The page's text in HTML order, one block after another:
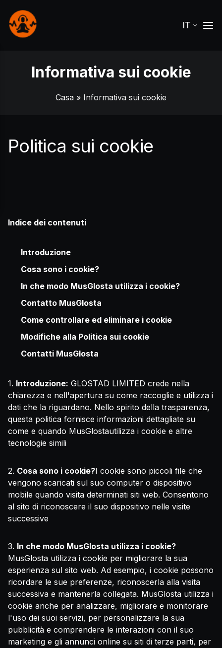
IT
Informativa sui cookie
Casa » Informativa sui cookie
Politica sui cookie
Indice dei contenuti
Introduzione
Cosa sono i cookie?
In che modo MusGlosta utilizza i cookie?
Contatto MusGlosta
Come controllare ed eliminare i cookie
Modifiche alla Politica sui cookie
Contatti MusGlosta
1. Introduzione: GLOSTAD LIMITED crede nella
chiarezza e nell'apertura su come raccoglie e utilizza i
dati che la riguardano. Nello spirito della trasparenza,
questa politica fornisce informazioni dettagliate su
come e quando MusGlostautilizza i cookie e altre
tecnologie simili
2. Cosa sono i cookie?I cookie sono piccoli file che
vengono scaricati sul suo computer o dispositivo
mobile quando visita determinati siti web. Consentono
al sito di riconoscere il suo dispositivo nelle visite
successive
3. In che modo MusGlosta utilizza i cookie?
MusGlosta utilizza i cookie per migliorare la sua
esperienza sul sito web. Ad esempio, i cookie possono
ricordare le sue preferenze, riconoscerla alla visita
successiva e mantenerla collegata. MusGlosta utilizza i
cookie anche per analizzare, migliorare e monitorare
l'uso dei suoi servizi, per personalizzare la sua
pubblicità e comprendere le interazioni con il suo
marketing e gli annunci online su siti di terze parti, per